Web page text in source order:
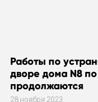
Работы по
дворе дома N8
продолжаются
28 ноября 2023